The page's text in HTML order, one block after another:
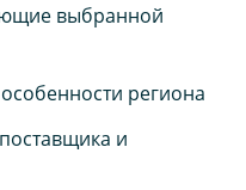
выбранной
региона
и